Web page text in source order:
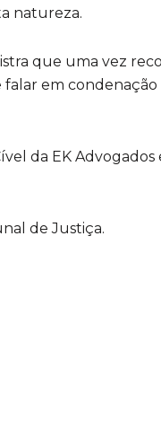
natureza.
que uma vez
falar em
da EK Advogados
de Justiça.